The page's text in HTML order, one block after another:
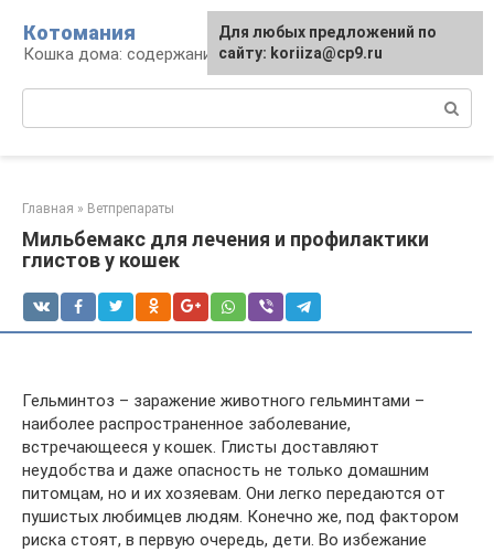
контенту
Котомания
Кошка дома: содержание и уход
Главная » Ветпрепараты
Мильбемакс для лечения и профилактики
глистов у кошек
Гельминтоз – заражение животного гельминтами –
наиболее распространенное заболевание,
встречающееся у кошек. Глисты доставляют
неудобства и даже опасность не только домашним
питомцам, но и их хозяевам. Они легко передаются от
пушистых любимцев людям. Конечно же, под фактором
риска стоят, в первую очередь, дети. Во избежание
Для любых предложений по
сайту: koriiza@cp9.ru